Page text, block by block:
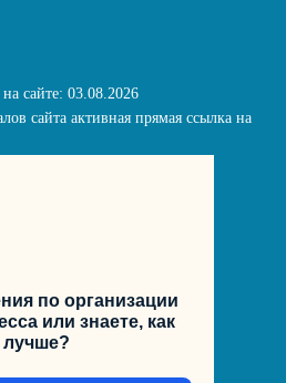
сайте: 03.08.2026
сайта активная прямая ссылка на
по организации
или знаете, как
лучше?